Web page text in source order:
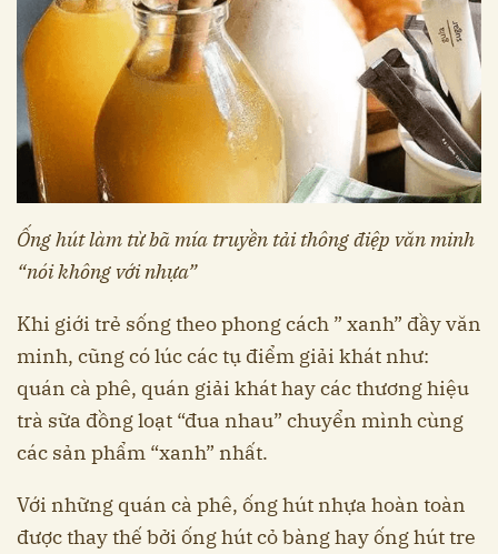
Ống hút làm từ bã mía truyền tải thông điệp văn minh
“nói không với nhựa”
Khi giới trẻ sống theo phong cách ” xanh” đầy văn
minh, cũng có lúc các tụ điểm giải khát như:
quán cà phê, quán giải khát hay các thương hiệu
trà sữa đồng loạt “đua nhau” chuyển mình cùng
các sản phẩm “xanh” nhất.
Với những quán cà phê, ống hút nhựa hoàn toàn
được thay thế bởi ống hút cỏ bàng hay ống hút tre